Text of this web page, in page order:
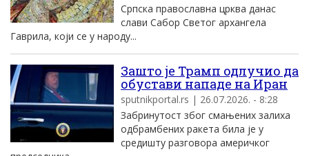
Српска православна црква данас
слави Сабор Светог архангела
Гаврила, који се у народу...
Зашто је Трамп одлучио да
обустави нападе на Иран
sputnikportal.rs | 26.07.2026. - 8:28
Забринутост због смањених залиха
одбрамбених ракета била је у
средишту разговора америчког